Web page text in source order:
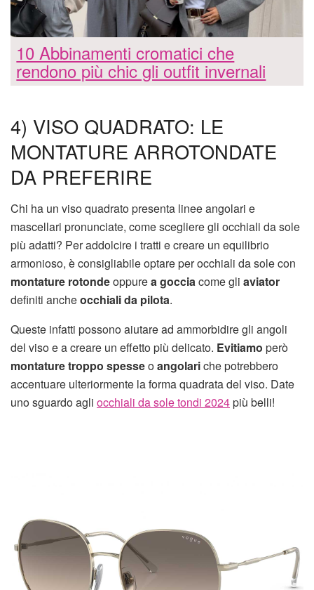
10 Abbinamenti cromatici che
rendono più chic gli outfit invernali
4) VISO QUADRATO: LE
MONTATURE ARROTONDATE
DA PREFERIRE
Chi ha un viso quadrato presenta linee angolari e
mascellari pronunciate, come scegliere gli occhiali da sole
più adatti? Per addolcire i tratti e creare un equilibrio
armonioso, è consigliabile optare per occhiali da sole con
montature rotondeoppurea gocciacome gli aviator
definiti ancheocchiali da pilota.
Queste infatti possono aiutare ad ammorbidire gli angoli
del viso e a creare un effetto più delicato. Evitiamo però
montature troppo spesseoangolariche potrebbero
accentuare ulteriormente la forma quadrata del viso. Date
uno sguardo agli occhiali da sole tondi 2024più belli!